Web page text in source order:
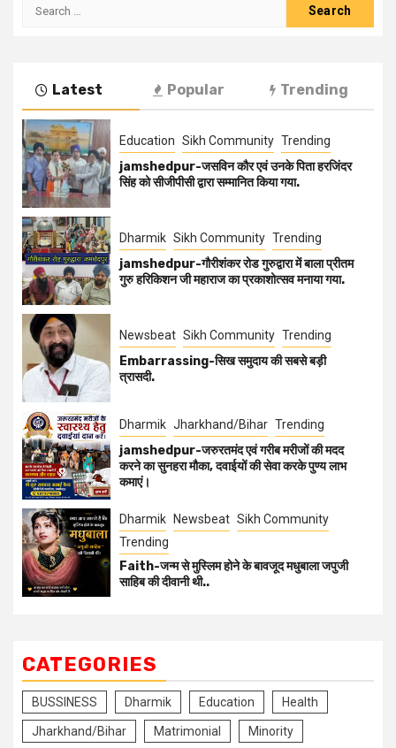
Latest Popular Trending
Education Sikh Community Trending
jamshedpur-जसविन कौर एवं उनके पिता हरजिंदर
सिंह को सीजीपीसी द्वारा सम्मानित किया गया.
Dharmik Sikh Community Trending
jamshedpur-गौरीशंकर रोड गुरुद्वारा में बाला प्रीतम
गुरु हरिकिशन जी महाराज का प्रकाशोत्सव मनाया गया.
Newsbeat Sikh Community Trending
Embarrassing-सिख समुदाय की सबसे बड़ी
त्रासदी.
Dharmik Jharkhand/Bihar Trending
jamshedpur-जरुरतमंद एवं गरीब मरीजों की मदद
करने का सुनहरा मौका, दवाईयों की सेवा करके पुण्य लाभ
कमाएं।
Dharmik Newsbeat Sikh Community
Trending
Faith-जन्म से मुस्लिम होने के बावजूद मधुबाला जपुजी
साहिब की दीवानी थी..
CATEGORIES
BUSSINESS Dharmik Education Health
Jharkhand/Bihar Matrimonial Minority